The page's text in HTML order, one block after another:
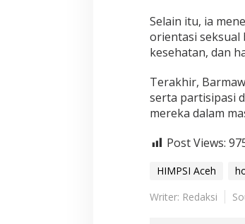
Selain itu, ia
orientasi seksual
kesehatan, dan
Terakhir,
serta partisipasi
mereka dalam
Post Views:
HIMPSI Aceh
Writer: Redaksi